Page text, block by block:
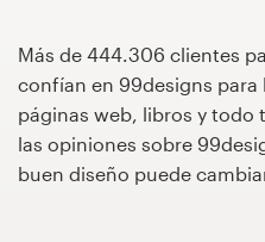
Más de 444.306 clientes
confían en 99designs para
páginas web, libros y todo
las opiniones sobre
buen diseño puede
Descubra la inspiración
99designs Studio
99designs Pro